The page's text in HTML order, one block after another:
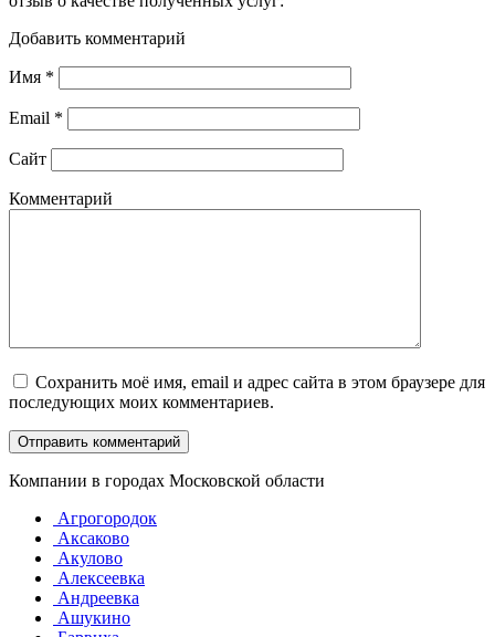
Добавить комментарий
Имя *
Email *
Сайт
Комментарий
Сохранить моё имя, email и адрес сайта в этом браузере для
последующих моих комментариев.
Компании в городах Московской области
Агрогородок
Аксаково
Акулово
Алексеевка
Андреевка
Ашукино